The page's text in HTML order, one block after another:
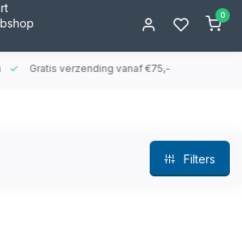
0
Gratis verzending vanaf €75,-
Filters